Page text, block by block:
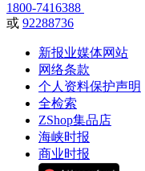
1800-7416388
或 92288736
新报业媒体网站
网络条款
个人资料保护声明
全检索
ZShop集品店
海峡时报
商业时报